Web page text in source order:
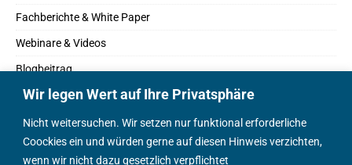
Wir legen Wert auf Ihre Privatsphäre
Nicht weitersuchen. Wir setzen nur funktional erforderliche
Coockies ein und würden gerne auf diesen Hinweis verzichten,
wenn wir nicht dazu gesetzlich verpflichtet
Fachberichte & White Paper
Webinare & Videos
Blogbeitrag
Fachbücher
Marktreport
Podcasts